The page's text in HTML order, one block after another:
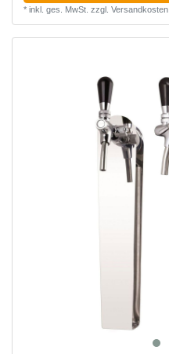
* inkl. ges. MwSt. zzgl. Versandkosten